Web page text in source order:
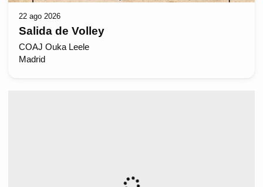
22 ago 2026
Salida de Volley
COAJ Ouka Leele
Madrid